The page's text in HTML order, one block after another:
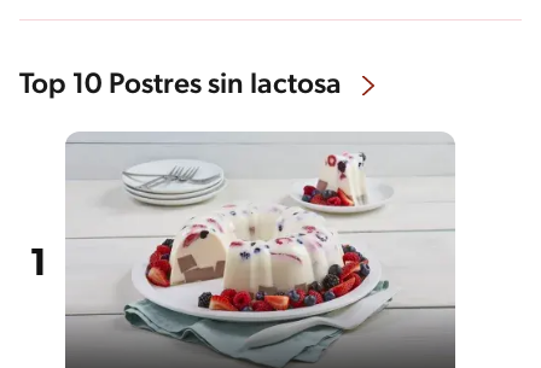
Top 10 Postres sin lactosa